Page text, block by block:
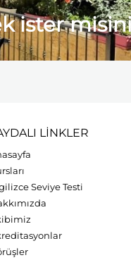
ister
LINKLER
Seviye Testi